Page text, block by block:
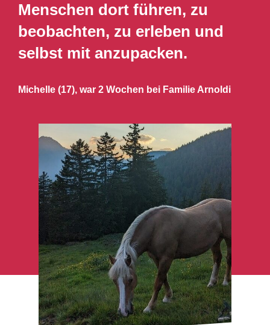
Menschen dort führen, zu
beobachten, zu erleben und
selbst mit anzupacken.
Michelle (17), war 2 Wochen bei Familie Arnoldi